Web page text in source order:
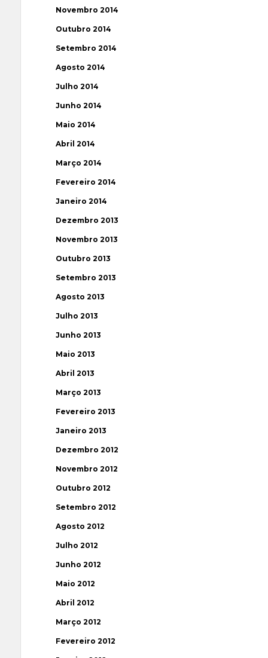
Novembro 2014
Outubro 2014
Setembro 2014
Agosto 2014
Julho 2014
Junho 2014
Maio 2014
Abril 2014
Março 2014
Fevereiro 2014
Janeiro 2014
Dezembro 2013
Novembro 2013
Outubro 2013
Setembro 2013
Agosto 2013
Julho 2013
Junho 2013
Maio 2013
Abril 2013
Março 2013
Fevereiro 2013
Janeiro 2013
Dezembro 2012
Novembro 2012
Outubro 2012
Setembro 2012
Agosto 2012
Julho 2012
Junho 2012
Maio 2012
Abril 2012
Março 2012
Fevereiro 2012